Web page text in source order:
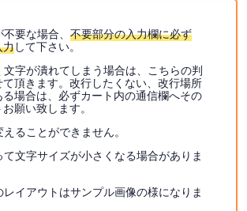
要な場合、 不要部分の入力欄に必ず
力して下さい。
字が潰れてしまう場合は、こちらの判
頂きます。改行したくない、改行場所
場合は、必ずカート内の通信欄へその
願い致します。
ることができません。
文字サイズが小さくなる場合がありま
イアウトはサンプル画像の様になりま